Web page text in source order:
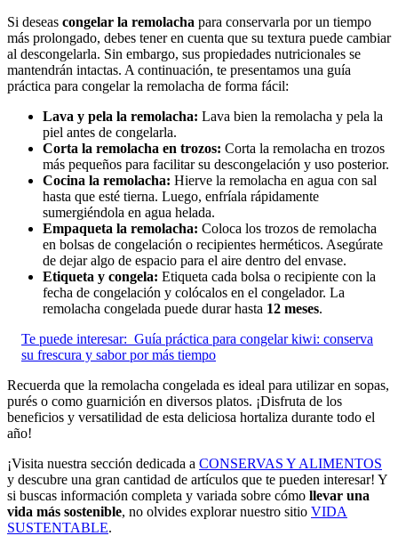
Si deseas congelar la remolacha para conservarla por un tiempo
más prolongado, debes tener en cuenta que su textura puede cambiar
al descongelarla. Sin embargo, sus propiedades nutricionales se
mantendrán intactas. A continuación, te presentamos una guía
práctica para congelar la remolacha de forma fácil:
Lava y pela la remolacha: Lava bien la remolacha y pela la
piel antes de congelarla.
Corta la remolacha en trozos: Corta la remolacha en trozos
más pequeños para facilitar su descongelación y uso posterior.
Cocina la remolacha: Hierve la remolacha en agua con sal
hasta que esté tierna. Luego, enfríala rápidamente
sumergiéndola en agua helada.
Empaqueta la remolacha: Coloca los trozos de remolacha
en bolsas de congelación o recipientes herméticos. Asegúrate
de dejar algo de espacio para el aire dentro del envase.
Etiqueta y congela: Etiqueta cada bolsa o recipiente con la
fecha de congelación y colócalos en el congelador. La
remolacha congelada puede durar hasta 12 meses.
Te puede interesar: Guía práctica para congelar kiwi: conserva
su frescura y sabor por más tiempo
Recuerda que la remolacha congelada es ideal para utilizar en sopas,
purés o como guarnición en diversos platos. ¡Disfruta de los
beneficios y versatilidad de esta deliciosa hortaliza durante todo el
año!
¡Visita nuestra sección dedicada a CONSERVAS Y ALIMENTOS
y descubre una gran cantidad de artículos que te pueden interesar! Y
si buscas información completa y variada sobre cómo llevar una
vida más sostenible, no olvides explorar nuestro sitio VIDA
SUSTENTABLE.